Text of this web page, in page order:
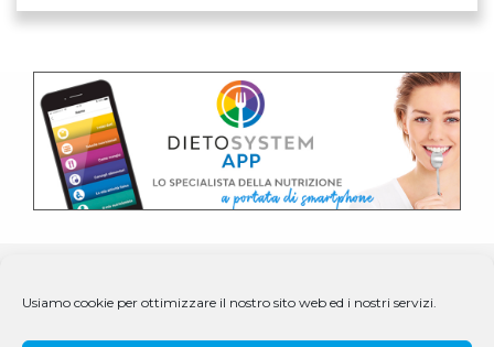
Usiamo cookie per ottimizzare il nostro sito web ed i nostri servizi.